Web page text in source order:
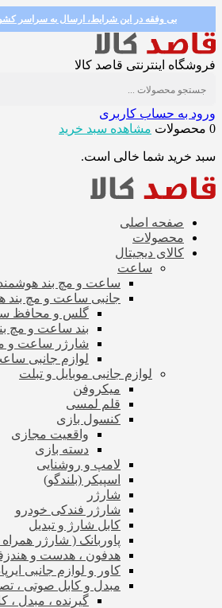
بی وفقه در این شرایط، ارسال به سراسر
فروشگاه اینترنتی قاصد کالا
ورود به حساب کاربری
0 محصولات
مشاهده سبد خرید
سبد خرید شما خالی است.
صفحه اصلی
محصولات
کالای دیجیتال
ساعت
ساعت و مچ بند
جانبی ساعت و مچ بند
گلس و محافظ
بند ساعت و مچ
شارژر ساعت و
لوازم جانبی
لوازم جانبی موبایل و تبلت
میکروفن
قلم لمسی
کنسول بازی
واقعیت مجازی
دسته بازی
لامپ و روشنایی
اسپیکر (بلندگو)
شارژر
شارژر فندکی خودرو
کابل شارژ و تبدیل
پاوربانک ( شارژر
هدفون ، هدست و
کاور و لوازم جانبی
مبدل و کابل صوتی ،
گیرنده ، مبدل